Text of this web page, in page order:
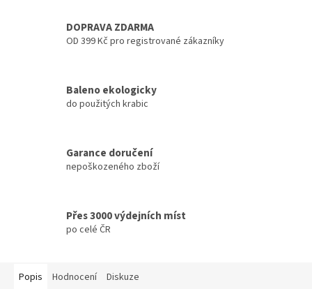
DOPRAVA ZDARMA
OD 399 Kč pro registrované zákazníky
Baleno ekologicky
do použitých krabic
Garance doručení
nepoškozeného zboží
Přes 3000 výdejních míst
po celé ČR
Popis Hodnocení Diskuze